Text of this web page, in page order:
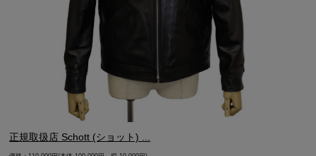
正規取扱店 Schott (ショット) ...